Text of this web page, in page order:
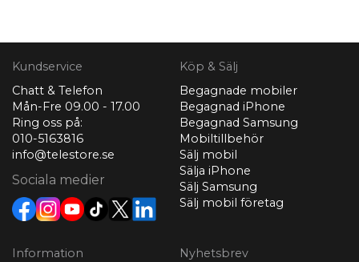
Kundservice
Chatt & Telefon
Mån-Fre 09.00 - 17.00
Ring oss på:
010-5163816
info@telestore.se
Sociala medier
Köp & Sälj
Begagnade mobiler
Begagnad iPhone
Begagnad Samsung
Mobiltillbehör
Sälj mobil
Sälja iPhone
Sälj Samsung
Sälj mobil företag
Information
Nyhetsbrev